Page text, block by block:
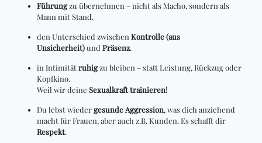
Führungzu übernehmen – nicht als Macho, sondern als
Mann mit Stand.
den Unterschied zwischen Kontrolle (aus
Unsicherheit)und Präsenz.
in Intimitätruhigzu bleiben – statt Leistung, Rückzug oder
Kopfkino.
Weil wir deine Sexualkraft trainieren!
Du lebst wiedergesunde Aggression, was dich anziehend
macht für Frauen, aber auch z.B. Kunden. Es schafft dir
Respekt.